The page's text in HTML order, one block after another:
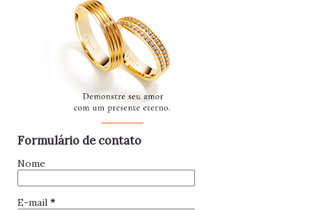
Formulário de contato
Nome
E-mail *